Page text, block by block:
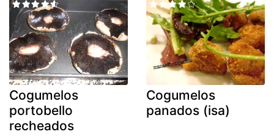
Cogumelos
portobello
recheados
Cogumelos
panados (isa)